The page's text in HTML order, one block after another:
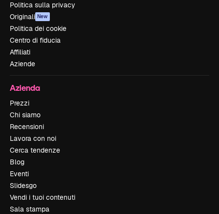
Politica sulla privacy
Originali New
Politica dei cookie
Centro di fiducia
Affiliati
Aziende
Azienda
Prezzi
Chi siamo
Recensioni
Lavora con noi
Cerca tendenze
Blog
Eventi
Slidesgo
Vendi i tuoi contenuti
Sala stampa